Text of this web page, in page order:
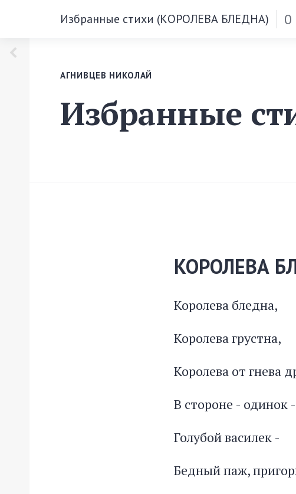
Избранные стихи (КОРОЛЕВА БЛЕДНА) 0
АГНИВЦЕВ НИКОЛАЙ
Избранные
КОРОЛЕВА
Королева бледна,
Королева грустна,
Королева от гнева
В стороне - одинок -
Голубой василек -
Бедный паж,